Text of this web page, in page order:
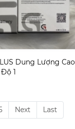
Dung Lượng Cao
1
Next Last